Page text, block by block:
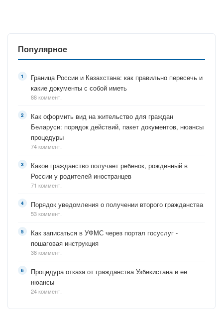
Популярное
Граница России и Казахстана: как правильно пересечь и
какие документы с собой иметь
88 коммент.
Как оформить вид на жительство для граждан
Беларуси: порядок действий, пакет документов, нюансы
процедуры
74 коммент.
Какое гражданство получает ребенок, рожденный в
России у родителей иностранцев
71 коммент.
Порядок уведомления о получении второго гражданства
53 коммент.
Как записаться в УФМС через портал госуслуг -
пошаговая инструкция
38 коммент.
Процедура отказа от гражданства Узбекистана и ее
нюансы
24 коммент.